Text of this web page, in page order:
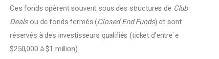
Ces fonds opèrent souvent sous des structures de Club
Deals ou de fonds fermés (Closed-End Funds) et sont
réservés à des investisseurs qualifiés (ticket d’entreˊe
$250,000 à $1 million).